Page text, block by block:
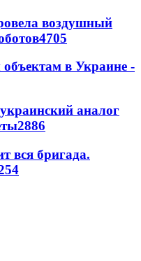
воздушный
4705
в Украине -
аналог
2886
вся бригада.